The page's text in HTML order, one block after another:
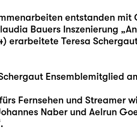
entstanden mit
Bauers Inszenierung
erarbeitete Teresa
Ensemblemitglied
Fernsehen und Streamer
Naber und Aelrun